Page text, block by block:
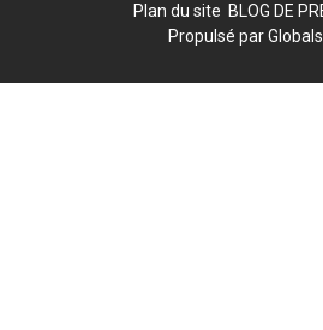
Plan du site BLOG DE
Propulsé par